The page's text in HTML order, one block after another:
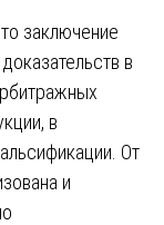
заключение
в
в
От
и